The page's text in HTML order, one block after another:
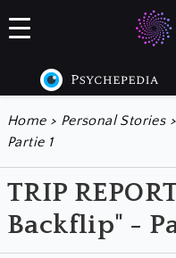
Home > Personal Stories>
Partie 1
TRIP
Backflip" -